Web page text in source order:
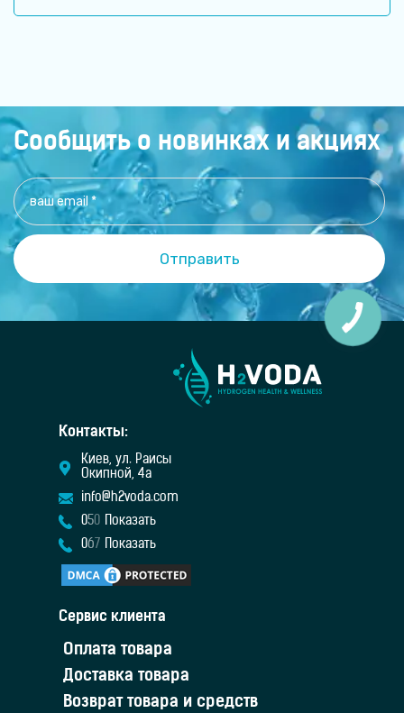
оксидативного стресса и защите гепатоцитов. Печень
Сообщить о новинках и акциях
Контакты:
Киев, ул. Раисы
Окипной, 4а
info@h2voda.com
050 Показать
067 Показать
Сервис клиента
Оплата товара
Доставка товара
Возврат товара и средств